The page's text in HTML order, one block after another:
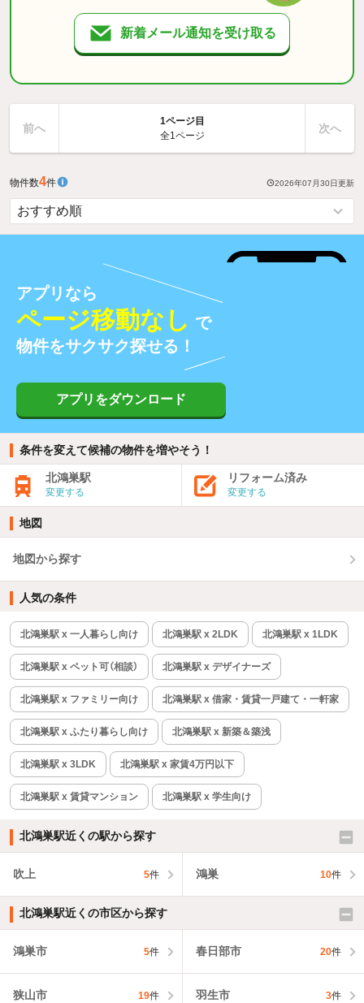
新着メール通知を受け取る
前へ
1ページ目
全1ページ
次へ
物件数4件 2026年07月30日更新
アプリなら
ページ移動なし で
物件をサクサク探せる！
アプリをダウンロード
条件を変えて候補の物件を増やそう！
北鴻巣駅
変更する
リフォーム済み
変更する
地図
地図から探す
人気の条件
北鴻巣駅 x 一人暮らし向け 北鴻巣駅 x 2LDK 北鴻巣駅 x 1LDK
北鴻巣駅 x ペット可（相談） 北鴻巣駅 x デザイナーズ
北鴻巣駅 x ファミリー向け 北鴻巣駅 x 借家・賃貸一戸建て・一軒家
北鴻巣駅 x ふたり暮らし向け 北鴻巣駅 x 新築＆築浅
北鴻巣駅 x 3LDK 北鴻巣駅 x 家賃4万円以下
北鴻巣駅 x 賃貸マンション 北鴻巣駅 x 学生向け
北鴻巣駅近くの駅から探す
吹上 5件 鴻巣 10件
北鴻巣駅近くの市区から探す
鴻巣市 5件 春日部市 20件
狭山市 19件 羽生市 3件